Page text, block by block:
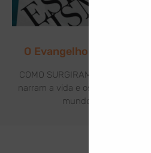
O Evangelho de Jesus à
COMO SURGIRAM OS
narram a vida e os feitos de
mundo por meio de